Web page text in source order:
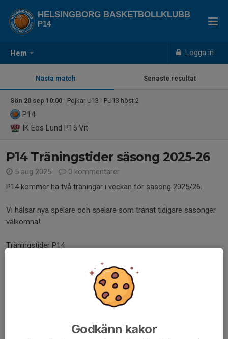
Hem Logga in
HELSINGBORG BASKETBOLLKLUBB
P14
Nästa match Senaste resultat
Sön 20 sep 10:00 - Pojkar U13 - PU13 höst 2
P14
IK Eos Lund P15 Vit
P14 Träningstider säsong 2025-26
5 aug 2025
0 kommentarer
P14 kommer ha två träningar i veckan för säsong 2025/26.
Vi hälsar nya spelare och spelare som tränat tidigare säsonger
välkomna!
Träningstider P14
Torsdagar kl. 17.00-18.30...
0 kommentarer
Godkänn kakor